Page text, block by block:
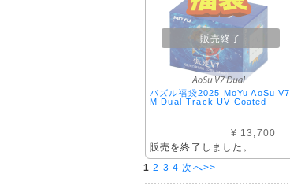
販売終了
パズル福袋2025 MoYu AoSu V7
M Dual-Track UV-Coated
¥ 13,700
販売を終了しました。
1 2 3 4 次へ>>